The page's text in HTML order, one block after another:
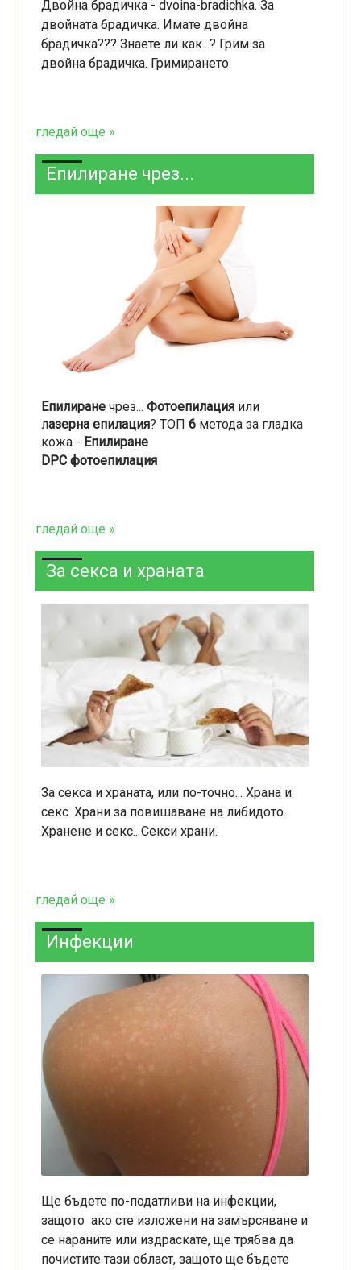
Двойна брадичка - dvoina-bradichka. За
двойната брадичка. Имате двойна
брадичка??? Знаете ли как...? Грим за
двойна брадичка. Гримирането.
гледай още »
Епилиране чрез...
Епилиранечрез... Фотоепилацияили
лазерна епилация? ТОП 6метода за гладка
кожа - Епилиране
DPC фотоепилация
гледай още »
За секса и храната
За секса и храната, или по-точно... Храна и
секс. Храни за повишаване на либидото.
Хранене и секс.. Секси храни.
гледай още »
Инфекции
Ще бъдете по-податливи на инфекции,
защото ако сте изложени на замърсяване и
се нараните или издраскате, ще трябва да
почистите тази област, защото ще бъдете